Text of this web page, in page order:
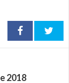
2018